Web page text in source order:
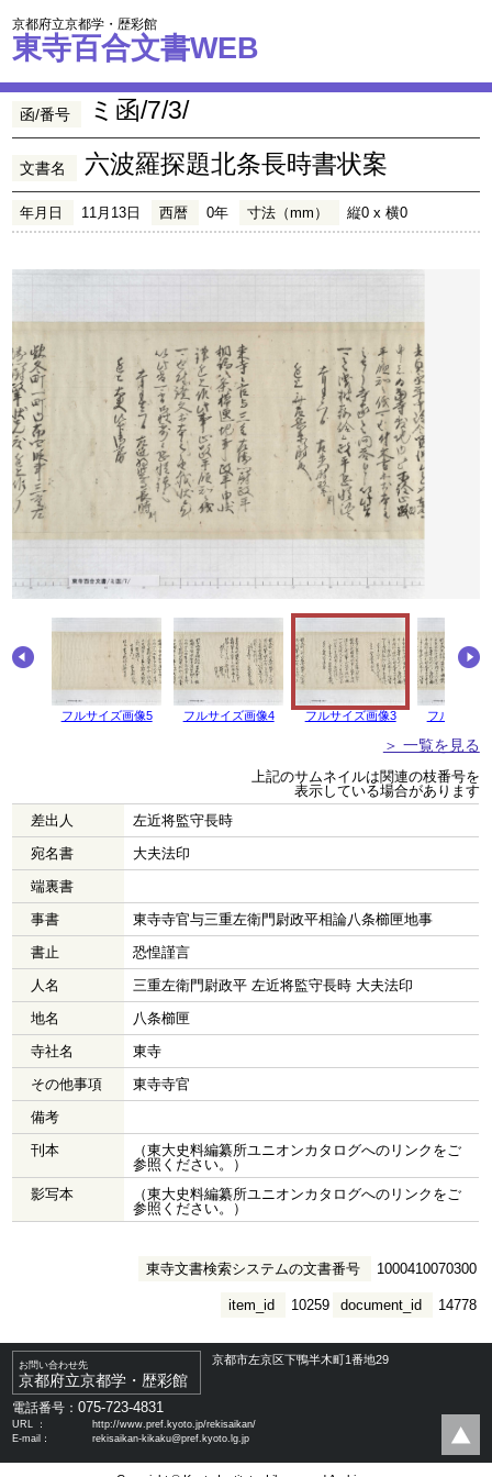
京都府立京都学・歴彩館
東寺百合文書WEB
函/番号 ミ函/7/3/
文書名 六波羅探題北条長時書状案
年月日 11月13日 西暦 0年 寸法（mm） 縦0 x 横0
フルサイズ画像5 フルサイズ画像4 フルサイズ画像3 フルサイズ
＞ 一覧を見る
上記のサムネイルは関連の枝番号を
表示している場合があります
差出人
左近将監守長時
宛名書
大夫法印
端裏書
事書
東寺寺官与三重左衛門尉政平相論八条櫛匣地事
書止
恐惶謹言
人名
三重左衛門尉政平 左近将監守長時 大夫法印
地名
八条櫛匣
寺社名
東寺
その他事項
東寺寺官
備考
刊本
（東大史料編纂所ユニオンカタログへのリンクをご
参照ください。）
影写本
（東大史料編纂所ユニオンカタログへのリンクをご
参照ください。）
東寺文書検索システムの文書番号 1000410070300
document_id 14778
item_id 10259
お問い合わせ先
京都府立京都学・歴彩館
京都市左京区下鴨半木町1番地29
電話番号：075-723-4831
URL ：
http://www.pref.kyoto.jp/rekisaikan/
E-mail：
rekisaikan-kikaku@pref.kyoto.lg.jp